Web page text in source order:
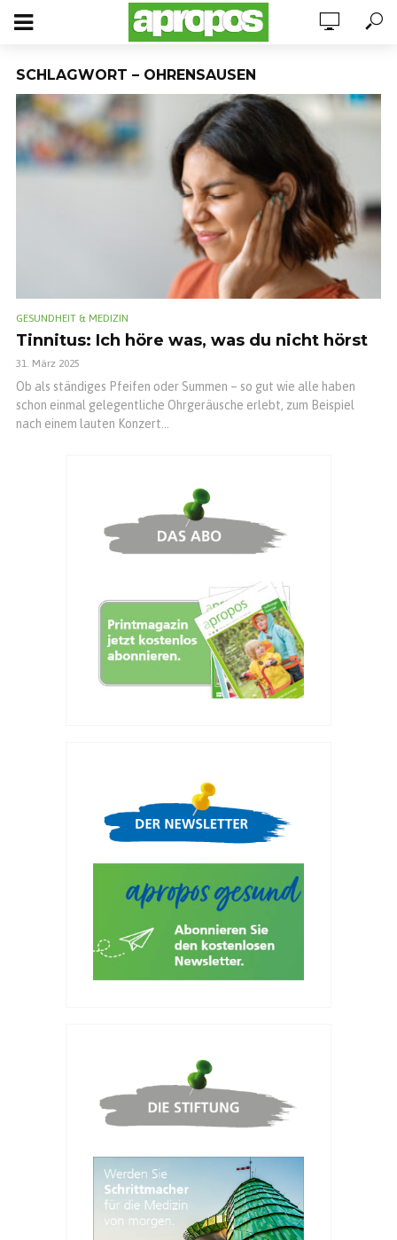
SCHLAGWORT – OHRENSAUSEN
GESUNDHEIT & MEDIZIN
Tinnitus: Ich höre was, was du nicht hörst
31. März 2025
Ob als ständiges Pfeifen oder Summen – so gut wie alle haben
schon einmal gelegentliche Ohrgeräusche erlebt, zum Beispiel
nach einem lauten Konzert...